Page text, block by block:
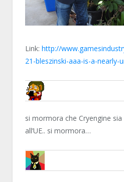
Link: http://
21-bleszinski-aaa-is-a-nearly-
NN81
si mormora che Cryengine
all’UE.. si mormora…
MARTY87